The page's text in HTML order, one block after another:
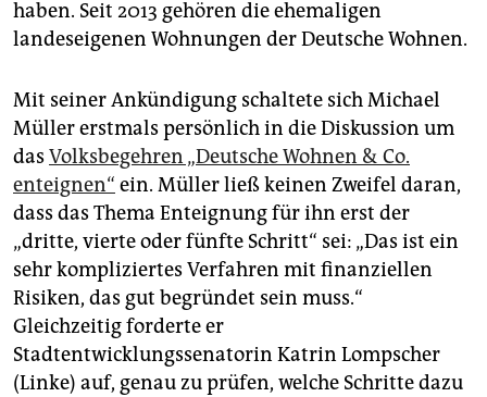
haben. Seit 2013 gehören die ehemaligen
landeseigenen Wohnungen der Deutsche Wohnen.
Mit seiner Ankündigung schaltete sich Michael
Müller erstmals persönlich in die Diskussion um
das Volksbegehren „Deutsche Wohnen & Co.
enteignen“ ein. Müller ließ keinen Zweifel daran,
dass das Thema Enteignung für ihn erst der
„dritte, vierte oder fünfte Schritt“ sei: „Das ist ein
sehr kompliziertes Verfahren mit finanziellen
Risiken, das gut begründet sein muss.“
Gleichzeitig forderte er
Stadtentwicklungssenatorin Katrin Lompscher
(Linke) auf, genau zu prüfen, welche Schritte dazu